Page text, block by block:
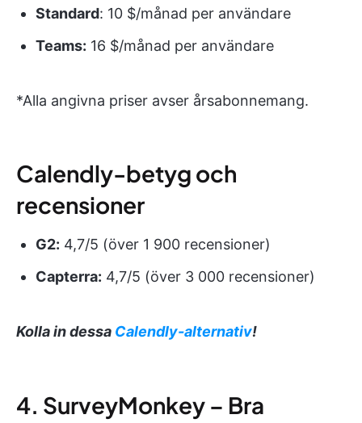
Standard: 10 $/månad per användare
Teams: 16 $/månad per användare
*Alla angivna priser avser årsabonnemang.
Calendly-betyg och
recensioner
G2: 4,7/5 (över 1 900 recensioner)
Capterra: 4,7/5 (över 3 000 recensioner)
Kolla in dessa Calendly-alternativ!
4. SurveyMonkey – Bra